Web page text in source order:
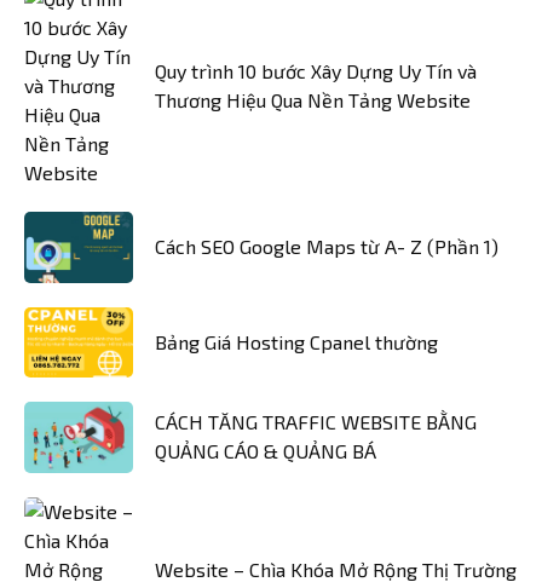
Quy trình 10 bước Xây Dựng Uy Tín và
Thương Hiệu Qua Nền Tảng Website
Cách SEO Google Maps từ A- Z (Phần 1)
Bảng Giá Hosting Cpanel thường
CÁCH TĂNG TRAFFIC WEBSITE BẰNG
QUẢNG CÁO & QUẢNG BÁ
Website – Chìa Khóa Mở Rộng Thị Trường